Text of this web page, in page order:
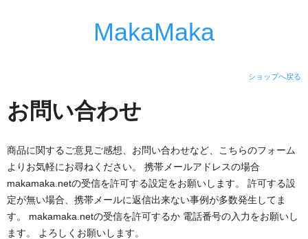
MakaMaka
ショップへ戻る
お問い合わせ
商品に関するご意見ご感想、お問い合わせなど、こちらのフォーム
よりお気軽にお尋ねください。 携帯メールアドレスの場合
makamaka.netの受信を許可する設定をお願いします。 許可する設
定が無い場合、携帯メールに返信出来ない事例が多数発生してま
す。 makamaka.netの受信を許可するか 電話番号の入力をお願いし
ます。 よろしくお願いします。